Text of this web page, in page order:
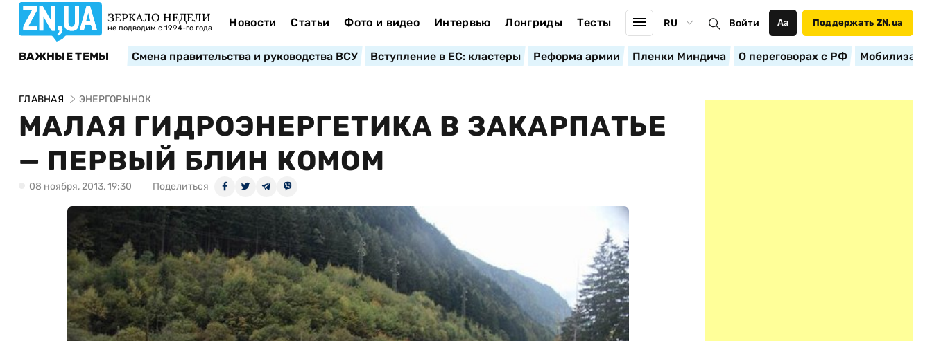
ЗЕРКАЛО НЕДЕЛИ
не подводим с 1994-го года Новости Статьи Фото и видео Интервью Лонгриды Тесты RU Войти Аа Поддержать ZN.ua
ВАЖНЫЕ ТЕМЫ Смена правительства и руководства ВСУ Вступление в ЕС: кластеры Реформа армии Пленки Миндича О переговорах с РФ
ГЛАВНАЯ ЭНЕРГОРЫНОК
МАЛАЯ ГИДРОЭНЕРГЕТИКА В ЗАКАРПАТЬЕ
— ПЕРВЫЙ БЛИН КОМОМ
08 ноября, 2013, 19:30 Поделиться